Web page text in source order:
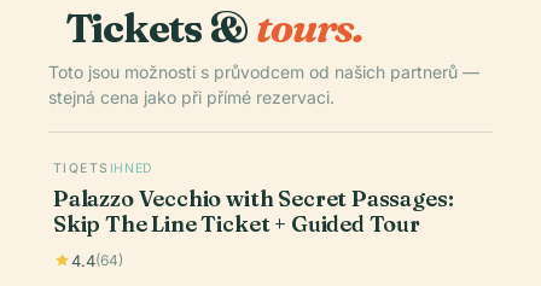
Tickets &tours.
Toto jsou možnosti s průvodcem od našich partnerů —
stejná cena jako při přímé rezervaci.
TIQETS IHNED
Palazzo Vecchio with Secret Passages:
Skip The Line Ticket + Guided Tour
4.4(64)